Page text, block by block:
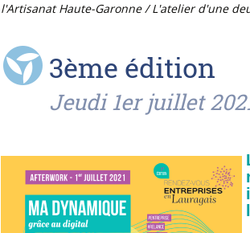
l'Artisanat Haute-Garonne / L'atelier d'une
3ème édition
Jeudi 1er juillet